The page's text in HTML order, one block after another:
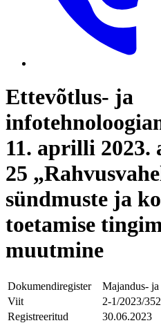
Ettevõtlus- ja
11. aprilli 2023.
25
sündmuste ja
toetamise
muutmine
Dokumendiregister
Majandus-
Viit
2-1/2023/
Registreeritud
30.06.2023